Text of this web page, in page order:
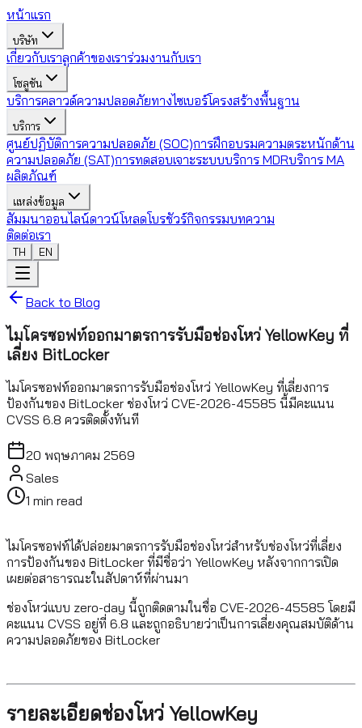
หน้าแรก
บริษัท
เกี่ยวกับเราลูกค้าของเราร่วมงานกับเรา
โซลูชัน
บริการคลาวด์ความปลอดภัยทางไซเบอร์โครงสร้างพื้นฐาน
บริการ
ศูนย์ปฏิบัติการความปลอดภัย (SOC)การฝึกอบรมความตระหนักด้าน
ความปลอดภัย (SAT)การทดสอบเจาะระบบบริการ MDRบริการ MA
ผลิตภัณฑ์
แหล่งข้อมูล
สัมมนาออนไลน์ดาวน์โหลดโบรชัวร์กิจกรรมบทความ
ติดต่อเรา
TH EN
Back to Blog
ไมโครซอฟท์ออกมาตรการรับมือช่องโหว่ YellowKey ที่
เลี่ยง BitLocker
ไมโครซอฟท์ออกมาตรการรับมือช่องโหว่ YellowKey ที่เลี่ยงการ
ป้องกันของ BitLocker ช่องโหว่ CVE-2026-45585 นี้มีคะแนน
CVSS 6.8 ควรติดตั้งทันที
20 พฤษภาคม 2569
Sales
1 min read
ไมโครซอฟท์ได้ปล่อยมาตรการรับมือช่องโหว่สำหรับช่องโหว่ที่เลี่ยง
การป้องกันของ BitLocker ที่มีชื่อว่า YellowKey หลังจากการเปิด
เผยต่อสาธารณะในสัปดาห์ที่ผ่านมา
ช่องโหว่แบบ zero-day นี้ถูกติดตามในชื่อ CVE-2026-45585 โดยมี
คะแนน CVSS อยู่ที่ 6.8 และถูกอธิบายว่าเป็นการเลี่ยงคุณสมบัติด้าน
ความปลอดภัยของ BitLocker
รายละเอียดช่องโหว่ YellowKey